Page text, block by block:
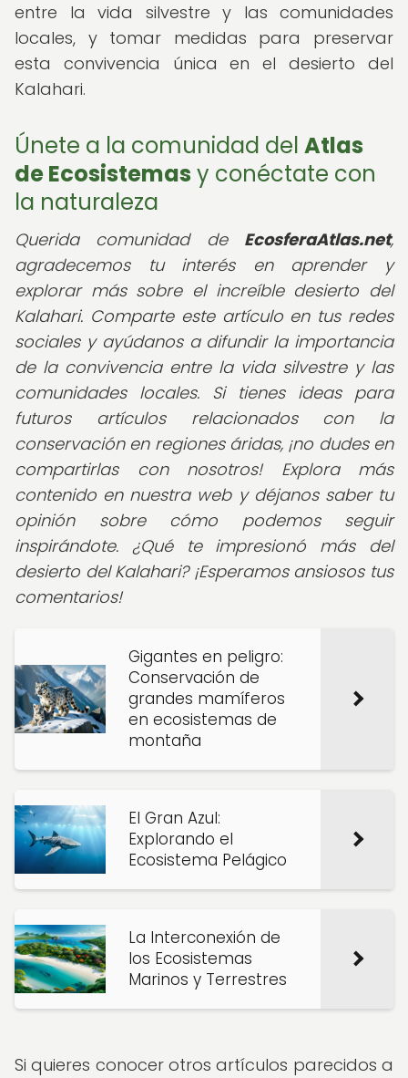
entre la vida silvestre y las comunidades
locales, y tomar medidas para preservar
esta convivencia única en el desierto del
Kalahari.
Únete a la comunidad del Atlas
de Ecosistemas y conéctate con
la naturaleza
Querida comunidad de EcosferaAtlas.net,
agradecemos tu interés en aprender y
explorar más sobre el increíble desierto del
Kalahari. Comparte este artículo en tus redes
sociales y ayúdanos a difundir la importancia
de la convivencia entre la vida silvestre y las
comunidades locales. Si tienes ideas para
futuros artículos relacionados con la
conservación en regiones áridas, ¡no dudes en
compartirlas con nosotros! Explora más
contenido en nuestra web y déjanos saber tu
opinión sobre cómo podemos seguir
inspirándote. ¿Qué te impresionó más del
desierto del Kalahari? ¡Esperamos ansiosos tus
comentarios!
Gigantes en peligro:
Conservación de
grandes mamíferos
en ecosistemas de
montaña
El Gran Azul:
Explorando el
Ecosistema Pelágico
La Interconexión de
los Ecosistemas
Marinos y Terrestres
Si quieres conocer otros artículos parecidos a